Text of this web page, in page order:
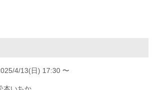
4/13(日) 17:30 〜